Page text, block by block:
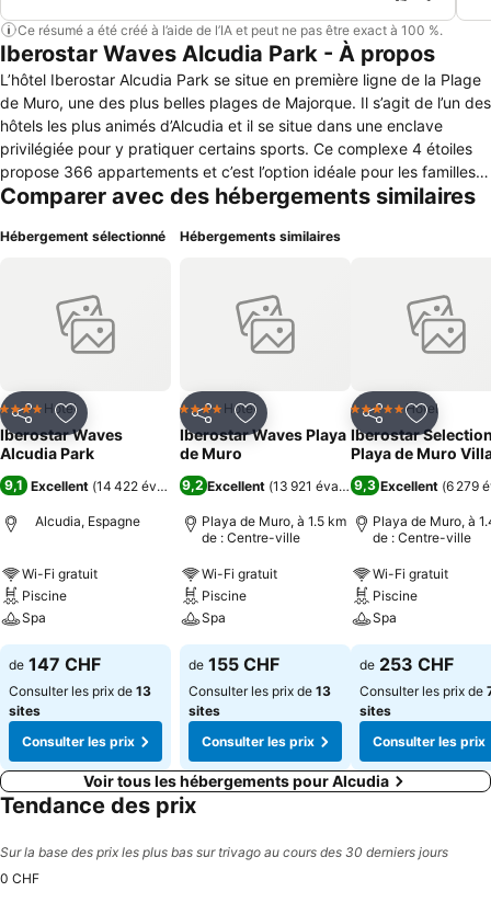
Ce résumé a été créé à l’aide de l’IA et peut ne pas être exact à 100 %.
Iberostar Waves Alcudia Park - À propos
L’hôtel Iberostar Alcudia Park se situe en première ligne de la Plage
de Muro, une des plus belles plages de Majorque. Il s’agit de l’un des
hôtels les plus animés d’Alcudia et il se situe dans une enclave
privilégiée pour y pratiquer certains sports. Ce complexe 4 étoiles
propose 366 appartements et c’est l’option idéale pour les familles
avec enfants vu le nombre d’espaces et services destinés aux plus
installations qui apportent une valeur ajoutée aux vacanciers. Il
partir de mai), des restaurants et un nouveau Spa Sensations.
L’hôtel met également au service de sa clientèle une immense carte
d’activités de loisirs et acticités sportives: salle de gym, tennis,
masque, animation en soirée (à partir de mai) et bien davantage.
Comparer avec des hébergements similaires
Hébergement sélectionné
PartagerAjouter à mes favoris
4 ÉtoilesHotel
Iberostar Waves
Alcudia Park
9,1 Excellent (14 422 évaluations)
Alcudia, Espagne
Wi-Fi gratuit
Piscine
Spa
de 147 CHF
Consulter les prix de 13
sites
Consulter les prix
Hébergements similaires
PartagerAjouter à mes favoris
4 ÉtoilesHotel
Iberostar Waves Playa
de Muro
9,2 Excellent (13 921 évaluations)
Playa de Muro, à 1.5 km
de : Centre-ville
Wi-Fi gratuit
Piscine
Spa
de 155 CHF
Consulter les prix de 13
sites
Consulter les prix
PartagerAjouter
5 Étoiles Hotel
Iberostar
Playa de Muro
9,3 Excellent (6 279
Playa de Muro, à
de : Centre-ville
Wi-Fi gratuit
Piscine
Spa
de 253 CHF
Consulter les prix de
sites
Consulter les prix
Voir tous les hébergements pour Alcudia
Tendance des prix
Sur la base des prix les plus bas sur trivago au cours des 30 derniers jours
0 CHF